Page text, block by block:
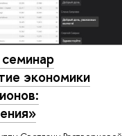
экономики